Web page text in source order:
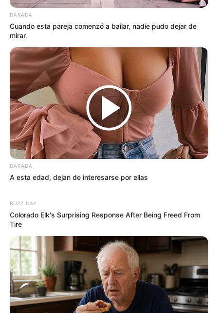
DARADA
Cuando esta pareja comenzó a bailar, nadie pudo dejar de
mirar
DARADA
A esta edad, dejan de interesarse por ellas
BUZZ DAY
Colorado Elk's Surprising Response After Being Freed From
Tire